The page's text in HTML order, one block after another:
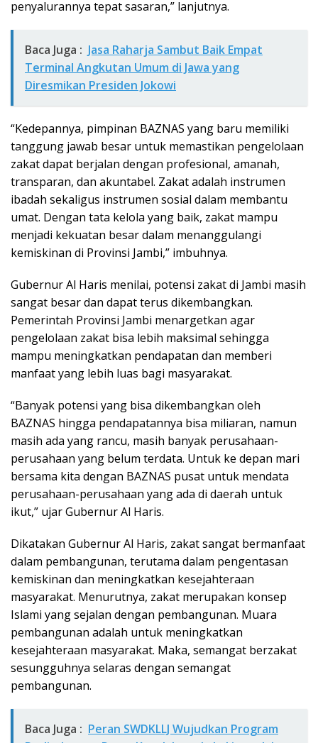
penyalurannya tepat sasaran,” lanjutnya.
Baca Juga : Jasa Raharja Sambut Baik Empat
Terminal Angkutan Umum di Jawa yang
Diresmikan Presiden Jokowi
“Kedepannya, pimpinan BAZNAS yang baru memiliki
tanggung jawab besar untuk memastikan pengelolaan
zakat dapat berjalan dengan profesional, amanah,
transparan, dan akuntabel. Zakat adalah instrumen
ibadah sekaligus instrumen sosial dalam membantu
umat. Dengan tata kelola yang baik, zakat mampu
menjadi kekuatan besar dalam menanggulangi
kemiskinan di Provinsi Jambi,” imbuhnya.
Gubernur Al Haris menilai, potensi zakat di Jambi masih
sangat besar dan dapat terus dikembangkan.
Pemerintah Provinsi Jambi menargetkan agar
pengelolaan zakat bisa lebih maksimal sehingga
mampu meningkatkan pendapatan dan memberi
manfaat yang lebih luas bagi masyarakat.
“Banyak potensi yang bisa dikembangkan oleh
BAZNAS hingga pendapatannya bisa miliaran, namun
masih ada yang rancu, masih banyak perusahaan-
perusahaan yang belum terdata. Untuk ke depan mari
bersama kita dengan BAZNAS pusat untuk mendata
perusahaan-perusahaan yang ada di daerah untuk
ikut,” ujar Gubernur Al Haris.
Dikatakan Gubernur Al Haris, zakat sangat bermanfaat
dalam pembangunan, terutama dalam pengentasan
kemiskinan dan meningkatkan kesejahteraan
masyarakat. Menurutnya, zakat merupakan konsep
Islami yang sejalan dengan pembangunan. Muara
pembangunan adalah untuk meningkatkan
kesejahteraan masyarakat. Maka, semangat berzakat
sesungguhnya selaras dengan semangat
pembangunan.
Baca Juga : Peran SWDKLLJ Wujudkan Program